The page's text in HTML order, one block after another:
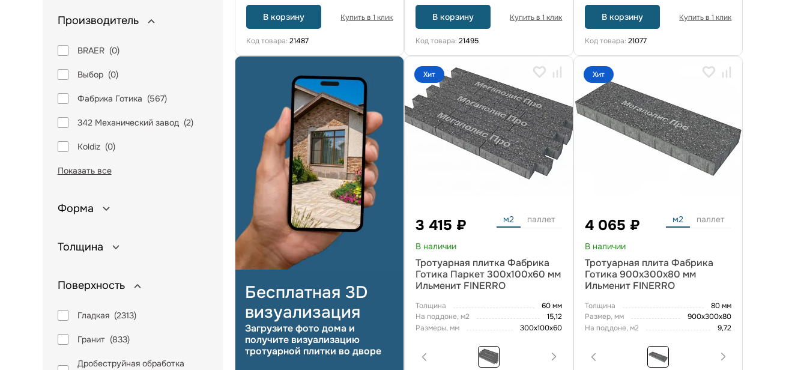
Производитель
BRAER(0)
Выбор(0)
Фабрика Готика (567)
342 Механический завод(2)
Koldiz(0)
Показать все
Форма
Толщина
Поверхность
Гладкая(2313)
Гранит(833)
Дробеструйная обработка
В корзину Купить в 1 клик
Код товара:21487
В корзину Купить в 1 клик
Код товара:21495
В корзину Купить в 1 клик
Код товара:21077
Бесплатная 3D
визуализация
Загрузите фото дома и
получите визуализацию
тротуарной плитки во дворе
Хит
3 415 ₽ м2 паллет
В наличии
Тротуарная плитка Фабрика
Готика Паркет 300х100х60 мм
Ильменит FINERRO
Толщина
60 мм
На поддоне, м2
15,12
Размеры, мм
300x100x60
Хит
4 065 ₽ м2 паллет
В наличии
Тротуарная плита Фабрика
Готика 900х300х80 мм
Ильменит FINERRO
Толщина
80 мм
Размер, мм
900x300x80
На поддоне, м2
9,72